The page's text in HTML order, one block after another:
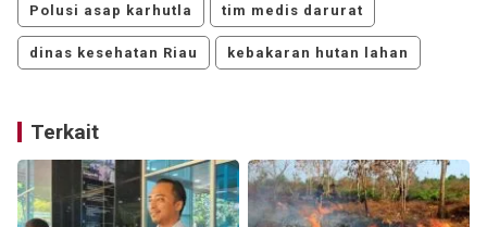
Polusi asap karhutla tim medis darurat
dinas kesehatan Riau kebakaran hutan lahan
Terkait